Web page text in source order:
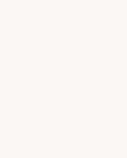
in Snowflake is
te integreren en
WGS84 bevat,
geografische data.
Snowflake